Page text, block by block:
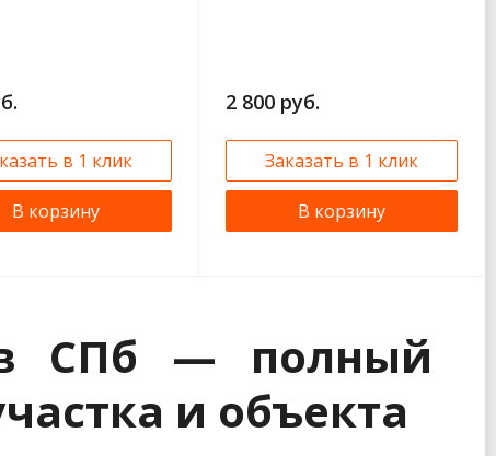
в 1 клик
В корзину
2 800 руб.
Заказать в 1 клик
В корзину
СПб — полный
и объекта